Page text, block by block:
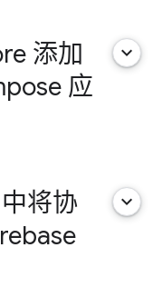
添加
应
keyboard_arrow_down
将协
keyboard_arrow_down